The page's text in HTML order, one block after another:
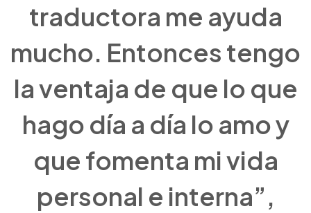
traductora me ayuda
mucho. Entonces tengo
la ventaja de que lo que
hago día a día lo amo y
que fomenta mi vida
personal e interna”,